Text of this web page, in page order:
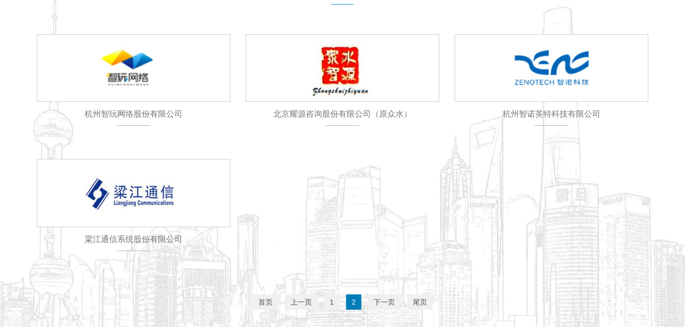
杭州智玩网络股份有限公司 北京耀源咨询股份有限公司（原众水） 杭州智诺英特科技有限公司
粱江通信系统股份有限公司
首页 上一页 1 2 下一页 尾页